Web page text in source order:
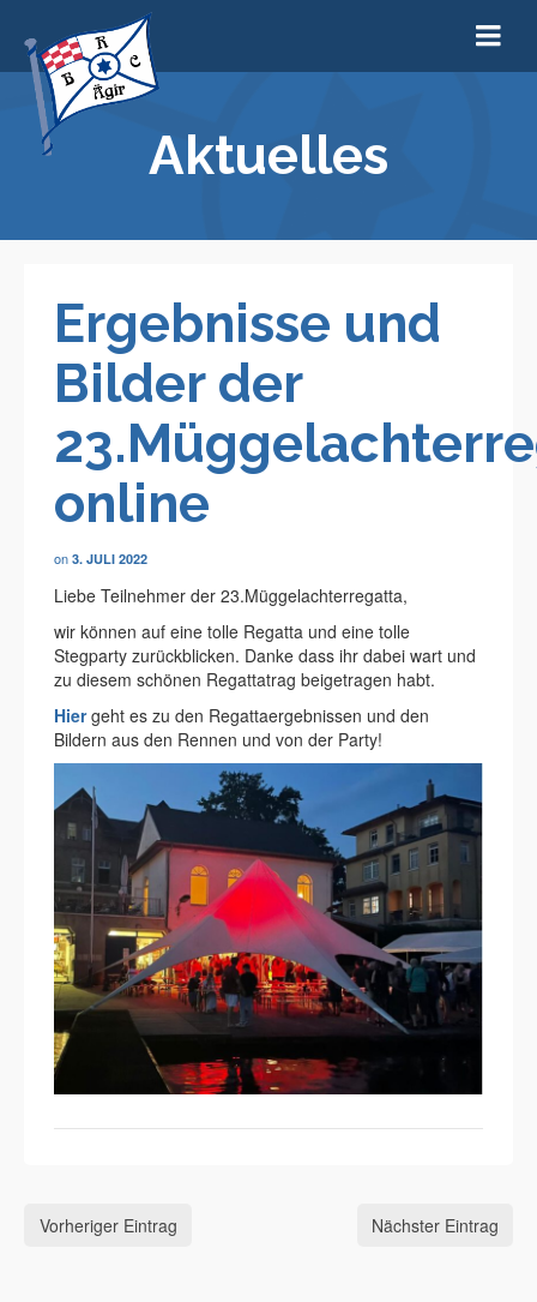
Aktuelles
Ergebnisse und
Bilder der
online
on 3. JULI 2022
Liebe Teilnehmer der 23.Müggelachterregatta,
wir können auf eine tolle Regatta und eine tolle
Stegparty zurückblicken. Danke dass ihr dabei wart und
zu diesem schönen Regattatrag beigetragen habt.
Hiergeht es zu den Regattaergebnissen und den
Bildern aus den Rennen und von der Party!
Vorheriger Eintrag Nächster Eintrag